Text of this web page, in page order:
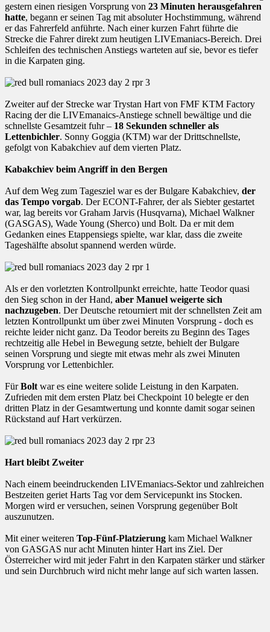
gestern einen riesigen Vorsprung von 23 Minuten herausgefahren
hatte, begann er seinen Tag mit absoluter Hochstimmung, während
er das Fahrerfeld anführte. Nach einer kurzen Fahrt führte die
Strecke die Fahrer direkt zum heutigen LIVEmaniacs-Bereich. Drei
Schleifen des technischen Anstiegs warteten auf sie, bevor es tiefer
in die Karpaten ging.
Zweiter auf der Strecke war Trystan Hart von FMF KTM Factory
Racing der die LIVEmanaics-Anstiege schnell bewältige und die
schnellste Gesamtzeit fuhr – 18 Sekunden schneller als
Lettenbichler. Sonny Goggia (KTM) war der Drittschnellste,
gefolgt von Kabakchiev auf dem vierten Platz.
Kabakchiev beim Angriff in den Bergen
Auf dem Weg zum Tagesziel war es der Bulgare Kabakchiev, der
das Tempo vorgab. Der ECONT-Fahrer, der als Siebter gestartet
war, lag bereits vor Graham Jarvis (Husqvarna), Michael Walkner
(GASGAS), Wade Young (Sherco) und Bolt. Da er mit dem
Gedanken eines Etappensiegs spielte, war klar, dass die zweite
Tageshälfte absolut spannend werden würde.
Als er den vorletzten Kontrollpunkt erreichte, hatte Teodor quasi
den Sieg schon in der Hand, aber Manuel weigerte sich
nachzugeben. Der Deutsche retourniert mit der schnellsten Zeit am
letzten Kontrollpunkt um über zwei Minuten Vorsprung - doch es
reichte leider nicht ganz. Da Teodor bereits zu Beginn des Tages
rechtzeitig alle Hebel in Bewegung setzte, behielt der Bulgare
seinen Vorsprung und siegte mit etwas mehr als zwei Minuten
Vorsprung vor Lettenbichler.
FürBolt war es eine weitere solide Leistung in den Karpaten.
Zufrieden mit dem ersten Platz bei Checkpoint 10 belegte er den
dritten Platz in der Gesamtwertung und konnte damit sogar seinen
Rückstand auf Hart verkürzen.
Hart bleibt Zweiter
Nach einem beeindruckenden LIVEmaniacs-Sektor und zahlreichen
Bestzeiten geriet Harts Tag vor dem Servicepunkt ins Stocken.
Morgen wird er versuchen, seinen Vorsprung gegenüber Bolt
auszunutzen.
Mit einer weiteren Top-Fünf-Platzierung kam Michael Walkner
von GASGAS nur acht Minuten hinter Hart ins Ziel. Der
Österreicher wird mit jeder Fahrt in den Karpaten stärker und stärker
und sein Durchbruch wird nicht mehr lange auf sich warten lassen.